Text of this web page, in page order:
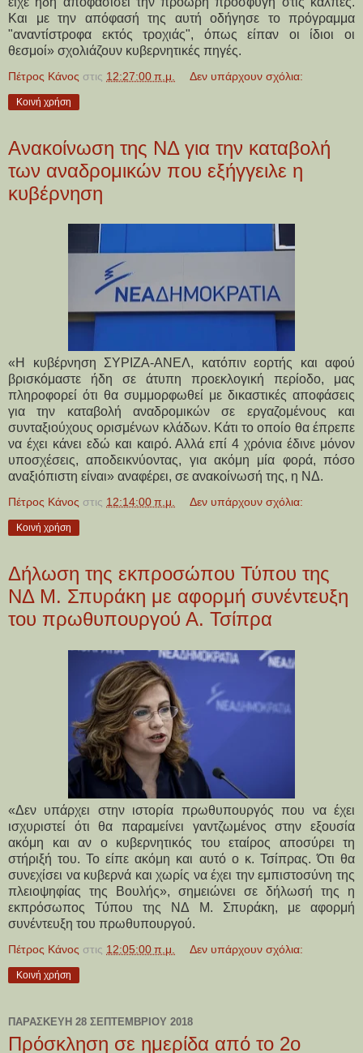
Και με την απόφασή της αυτή οδήγησε το πρόγραμμα
"αναντίστροφα εκτός τροχιάς", όπως είπαν οι ίδιοι οι
θεσμοί» σχολιάζουν κυβερνητικές πηγές.
Πέτρος Κάνος στις 12:27:00 π.μ. Δεν υπάρχουν σχόλια:
Κοινή χρήση
Ανακοίνωση της ΝΔ για την καταβολή
των αναδρομικών που εξήγγειλε η
κυβέρνηση
«Η κυβέρνηση ΣΥΡΙΖΑ-ΑΝΕΛ, κατόπιν εορτής και αφού
βρισκόμαστε ήδη σε άτυπη προεκλογική περίοδο, μας
πληροφορεί ότι θα συμμορφωθεί με δικαστικές αποφάσεις
για την καταβολή αναδρομικών σε εργαζομένους και
συνταξιούχους ορισμένων κλάδων. Κάτι το οποίο θα έπρεπε
να έχει κάνει εδώ και καιρό. Αλλά επί 4 χρόνια έδινε μόνον
υποσχέσεις, αποδεικνύοντας, για ακόμη μία φορά, πόσο
αναξιόπιστη είναι» αναφέρει, σε ανακοίνωσή της, η ΝΔ.
Πέτρος Κάνος στις 12:14:00 π.μ. Δεν υπάρχουν σχόλια:
Κοινή χρήση
Δήλωση της εκπροσώπου Τύπου της
ΝΔ Μ. Σπυράκη με αφορμή συνέντευξη
του πρωθυπουργού Α. Τσίπρα
«Δεν υπάρχει στην ιστορία πρωθυπουργός που να έχει
ισχυριστεί ότι θα παραμείνει γαντζωμένος στην εξουσία
ακόμη και αν ο κυβερνητικός του εταίρος αποσύρει τη
στήριξή του. Το είπε ακόμη και αυτό ο κ. Τσίπρας. Ότι θα
συνεχίσει να κυβερνά και χωρίς να έχει την εμπιστοσύνη της
πλειοψηφίας της Βουλής», σημειώνει σε δήλωσή της η
εκπρόσωπος Τύπου της ΝΔ Μ. Σπυράκη, με αφορμή
συνέντευξη του πρωθυπουργού.
Πέτρος Κάνος στις 12:05:00 π.μ. Δεν υπάρχουν σχόλια:
Κοινή χρήση
ΠΑΡΑΣΚΕΥΉ 28 ΣΕΠΤΕΜΒΡΊΟΥ 2018
Πρόσκληση σε ημερίδα από το 2ο